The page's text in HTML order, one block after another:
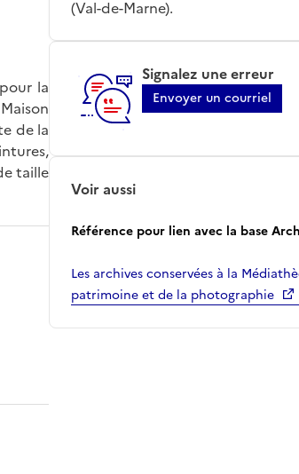
la
de la
taille
(Val-de-Marne).
Signalez une erreur
Envoyer un courriel
Voir aussi
Référence pour lien avec la base
Les archives conservées à la
patrimoine et de la photographie